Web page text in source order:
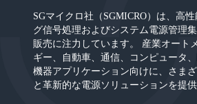
SGマイクロ社（SGMICRO）は、高
グ信号処理およびシステム電源管理
販売に注力しています。 産業オート
ギー、自動車、通信、コンピュータ
機器アプリケーション向けに、さま
と革新的な電源ソリューションを提供